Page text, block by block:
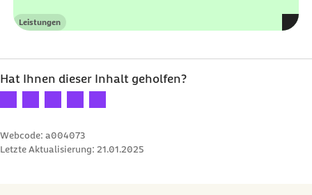
Kategorie
Leistungen
Hat Ihnen dieser Inhalt geholfen?
Ihre Bewertung: 1 Stern
Ihre Bewertung: 2 Sterne
Ihre Bewertung: 3 Sterne
Ihre Bewertung: 4 Sterne
Ihre Bewertung: 5 Sterne
Webcode: a004073
Letzte Aktualisierung: 21.01.2025